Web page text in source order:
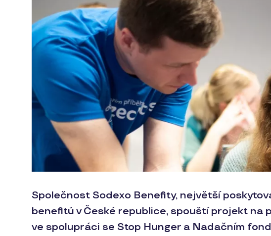
Společnost Sodexo Benefity, největší
benefitů v České republice, spouští projekt na
ve spolupráci se Stop Hunger a Nadačním